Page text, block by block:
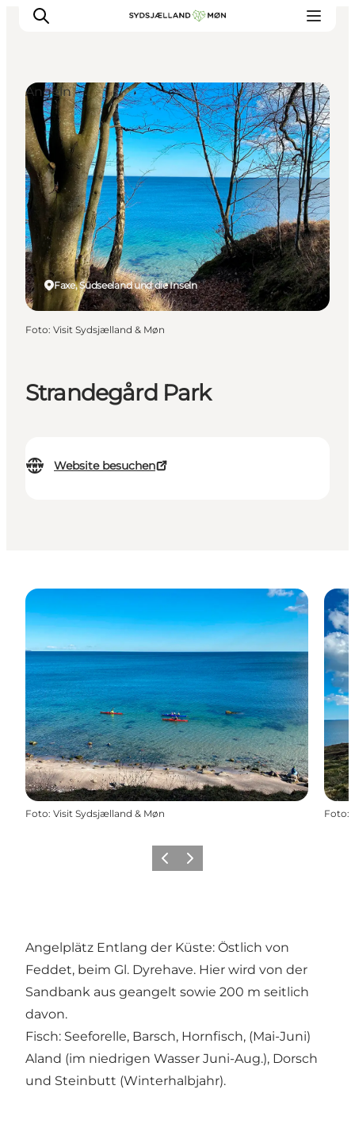
Erleben
Städte und Orte
Events
Essen
Unterkunft
Reise planen
Strandegård Park
Website besuchen
Faxe, Südseeland und die Inseln
Angeln
Foto: Visit Sydsjælland & Møn
Foto: Visit Sydsjælland & Møn Foto:
ZurückWeiter
Angelplätz Entlang der Küste: Östlich von
Feddet, beim Gl. Dyrehave. Hier wird von der
Sandbank aus geangelt sowie 200 m seitlich
davon.
Fisch: Seeforelle, Barsch, Hornfisch, (Mai-Juni)
Aland (im niedrigen Wasser Juni-Aug.), Dorsch
und Steinbutt (Winterhalbjahr).